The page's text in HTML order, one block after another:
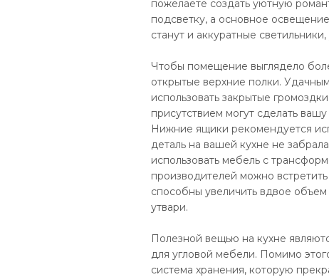
пожелаете создать уютную
подсветку, а основное
станут и аккуратные
Чтобы помещение выглядело
открытые верхние полки.
использовать закрытые
присутствием могут сделать
Нижние ящики рекомендуется
деталь на вашей кухне не
использовать мебель с
производителей можно
способны увеличить вдвое
утвари.
Полезной вещью на кухне
для угловой мебели. Помимо
система хранения, которую